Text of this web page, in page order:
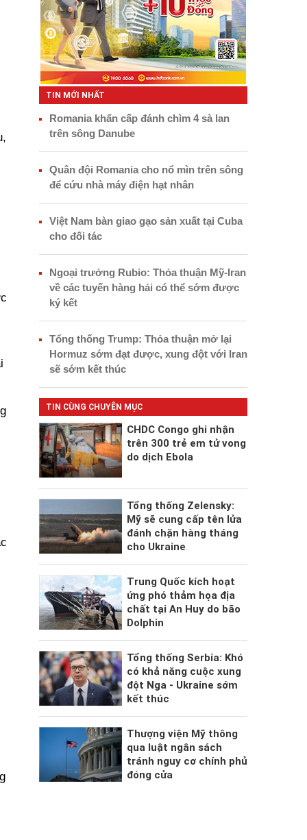
TIN MỚI NHẤT
Romania khẩn cấp đánh chìm 4 sà lan
trên sông Danube
Quân đội Romania cho nổ mìn trên sông
để cứu nhà máy điện hạt nhân
Việt Nam bàn giao gạo sản xuất tại Cuba
cho đối tác
Ngoại trưởng Rubio: Thỏa thuận Mỹ-Iran
về các tuyến hàng hải có thể sớm được
ký kết
Tổng thống Trump: Thỏa thuận mở lại
Hormuz sớm đạt được, xung đột với Iran
sẽ sớm kết thúc
TIN CÙNG CHUYÊN MỤC
CHDC Congo ghi nhận
trên 300 trẻ em tử vong
do dịch Ebola
Tổng thống Zelensky:
Mỹ sẽ cung cấp tên lửa
đánh chặn hàng tháng
cho Ukraine
Trung Quốc kích hoạt
ứng phó thảm họa địa
chất tại An Huy do bão
Dolphin
Tổng thống Serbia: Khó
có khả năng cuộc xung
đột Nga - Ukraine sớm
kết thúc
Thượng viện Mỹ thông
qua luật ngân sách
tránh nguy cơ chính phủ
đóng cửa